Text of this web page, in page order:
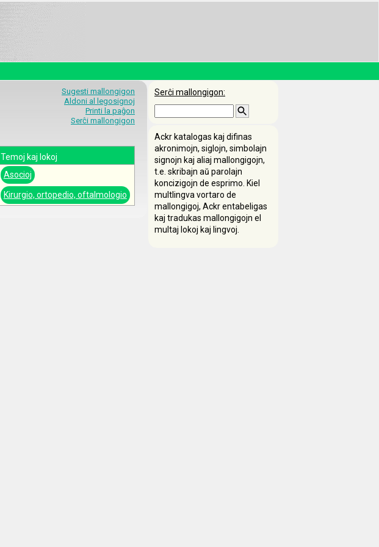
Sugesti mallongigon
Aldoni al legosignoj
Printi la paĝon
Serĉi mallongigon
Temoj kaj lokoj
Asocioj
Kirurgio, ortopedio, oftalmologio
Serĉi mallongigon:
Ackr katalogas kaj difinas
akronimojn, siglojn, simbolajn
signojn kaj aliaj mallongigojn,
t.e. skribajn aŭ parolajn
koncizigojn de esprimo. Kiel
multlingva vortaro de
mallongigoj, Ackr entabeligas
kaj tradukas mallongigojn el
multaj lokoj kaj lingvoj.